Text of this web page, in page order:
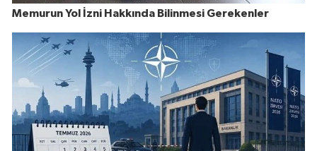
Memurun Yol İzni Hakkında Bilinmesi Gerekenler